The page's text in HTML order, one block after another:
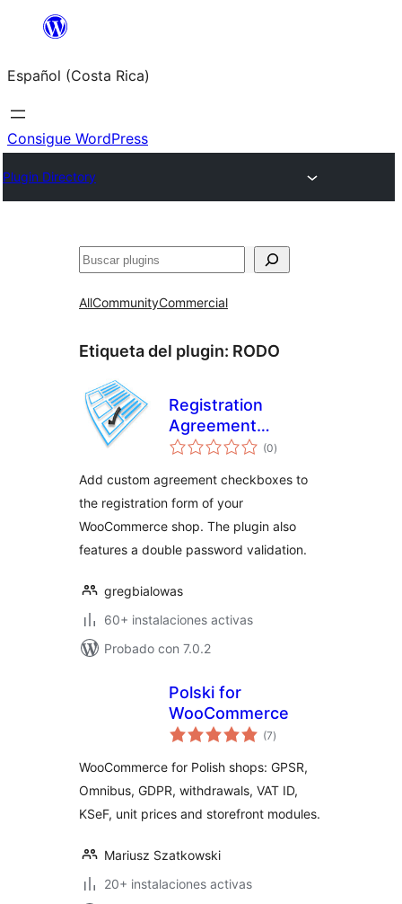
Saltar
contenido
Español (Costa Rica)
Consigue WordPress
Plugin Directory
Buscar
AllCommunityCommercial
Etiqueta del plugin: RODO
Registration
Agreement
Checkboxes and/or
(0total
de
)
Add custom agreement checkboxes to
the registration form of your
WooCommerce shop. The plugin also
features a double password validation.
gregbialowas
60+ instalaciones activas
Probado con 7.0.2
Polski for
WooCommerce
(7total
de
)
WooCommerce for Polish shops: GPSR,
Omnibus, GDPR, withdrawals, VAT ID,
KSeF, unit prices and storefront modules.
Mariusz Szatkowski
20+ instalaciones activas